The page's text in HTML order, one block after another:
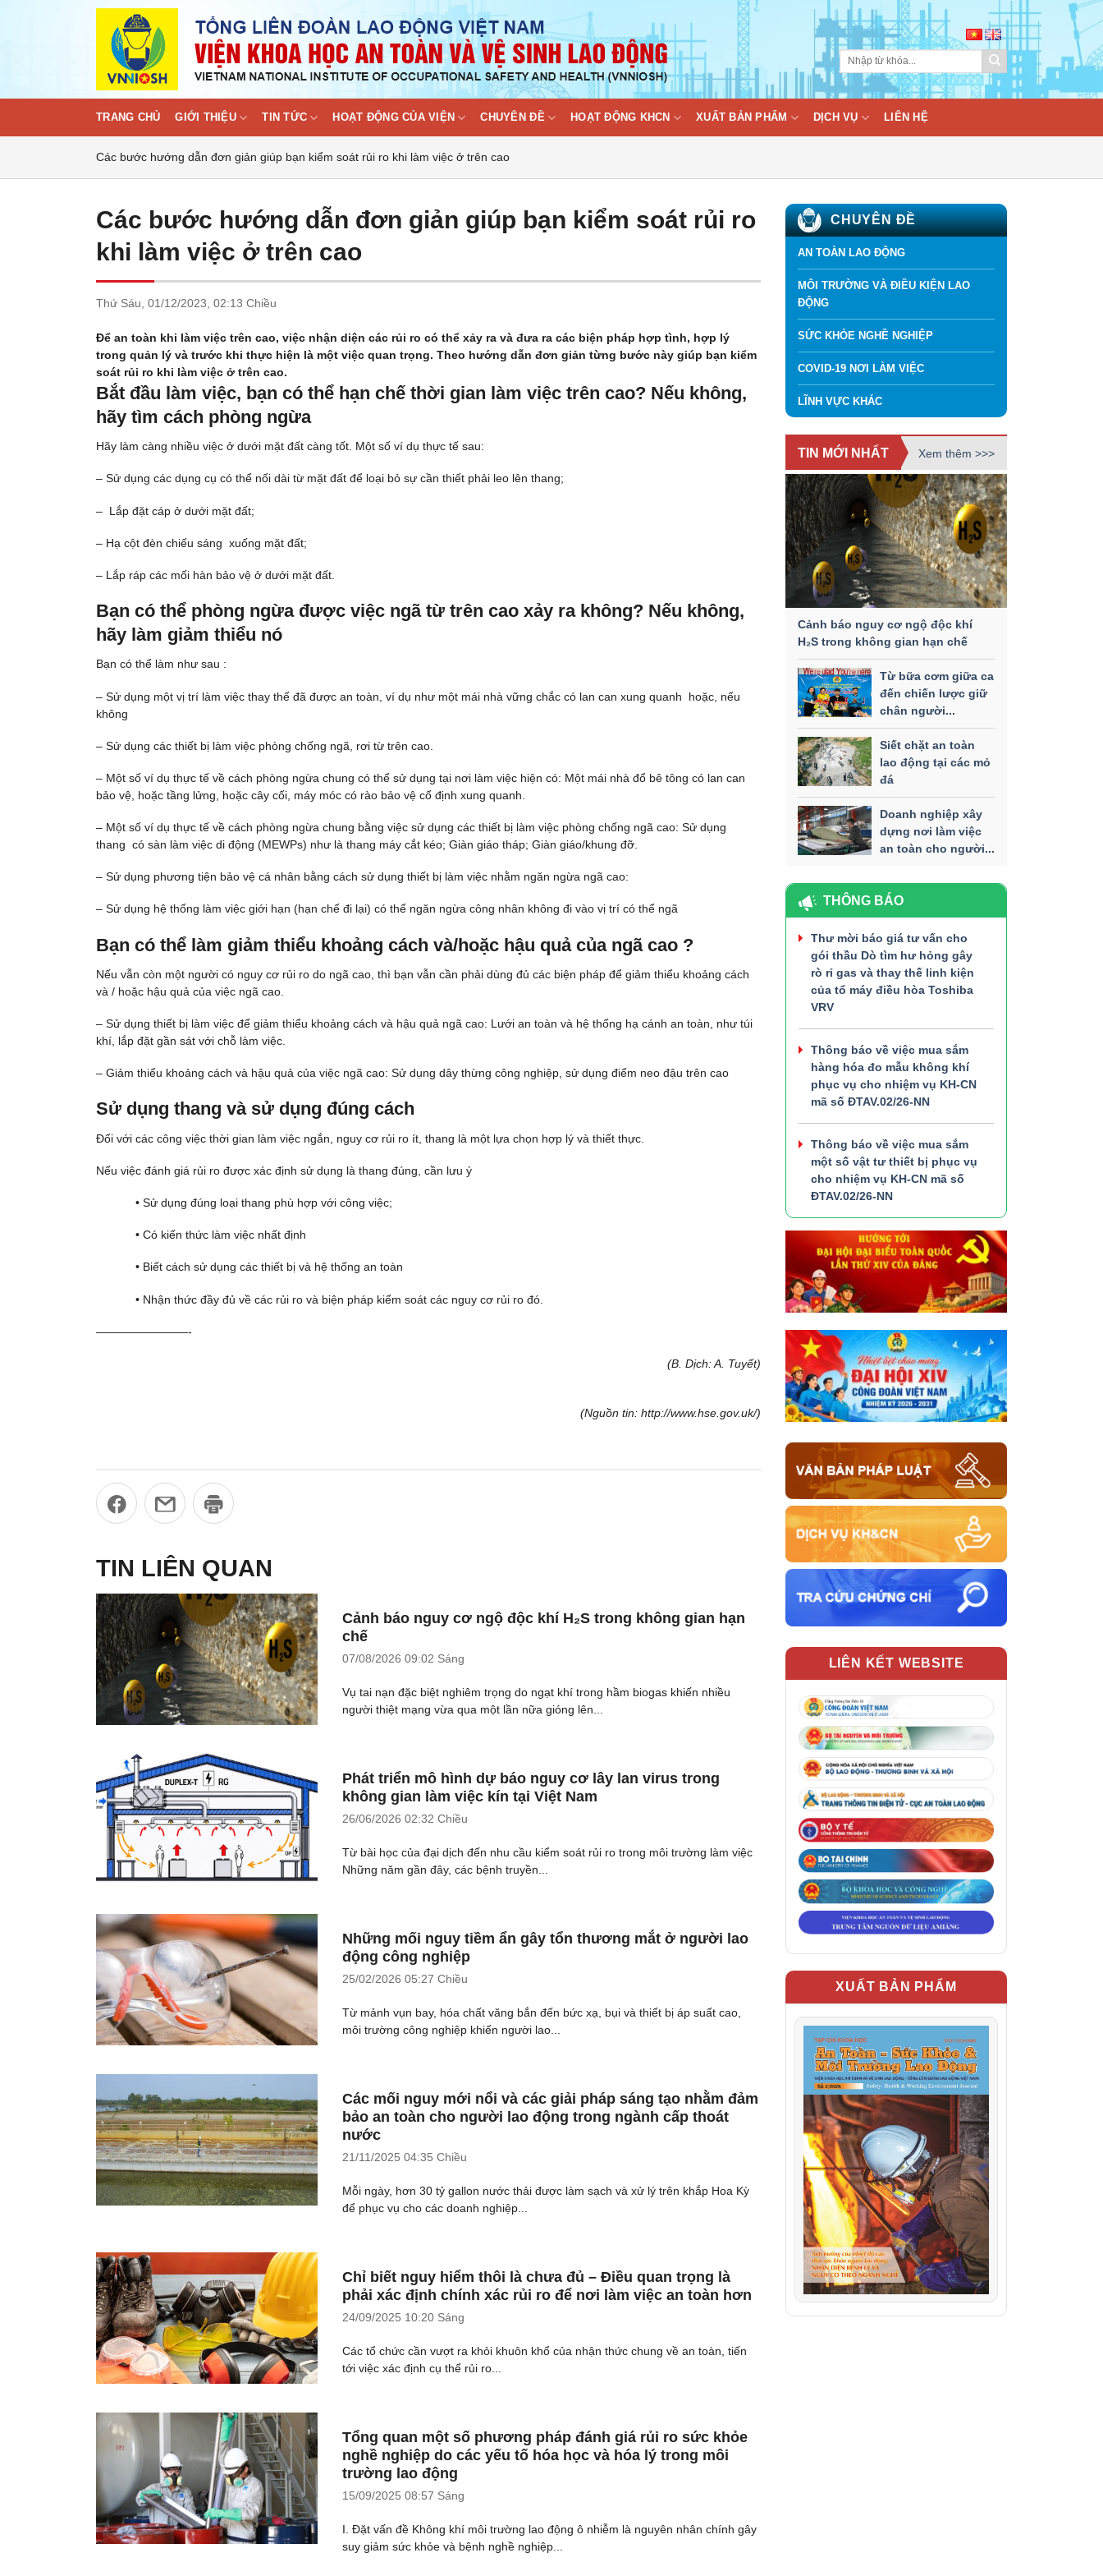
TRANG CHỦ GIỚI THIỆU TIN TỨC HOẠT ĐỘNG CỦA VIỆN CHUYÊN ĐỀ HOẠT ĐỘNG KHCN XUẤT BẢN PHẨM DỊCH VỤ LIÊN HỆ
Các bước hướng dẫn đơn giản giúp bạn kiểm soát rủi ro khi làm việc ở trên cao
Các bước hướng dẫn đơn giản giúp bạn kiểm soát rủi ro
khi làm việc ở trên cao
Thứ Sáu, 01/12/2023, 02:13 Chiều
Để an toàn khi làm việc trên cao, việc nhận diện các rủi ro có thể xảy ra và đưa ra các biện pháp hợp tình, hợp lý
trong quản lý và trước khi thực hiện là một việc quan trọng. Theo hướng dẫn đơn giản từng bước này giúp bạn kiểm
soát rủi ro khi làm việc ở trên cao.
Bắt đầu làm việc, bạn có thể hạn chế thời gian làm việc trên cao? Nếu không,
hãy tìm cách phòng ngừa
Hãy làm càng nhiều việc ở dưới mặt đất càng tốt. Một số ví dụ thực tế sau:
– Sử dụng các dụng cụ có thể nối dài từ mặt đất để loại bỏ sự cần thiết phải leo lên thang;
– Lắp đặt cáp ở dưới mặt đất;
– Hạ cột đèn chiếu sáng xuống mặt đất;
– Lắp ráp các mối hàn bảo vệ ở dưới mặt đất.
Bạn có thể phòng ngừa được việc ngã từ trên cao xảy ra không? Nếu không,
hãy làm giảm thiểu nó
Bạn có thể làm như sau :
– Sử dụng một vị trí làm việc thay thế đã được an toàn, ví dụ như một mái nhà vững chắc có lan can xung quanh hoặc, nếu
không
– Sử dụng các thiết bị làm việc phòng chống ngã, rơi từ trên cao.
– Một số ví dụ thực tế về cách phòng ngừa chung có thể sử dụng tại nơi làm việc hiện có: Một mái nhà đổ bê tông có lan can
bảo vệ, hoặc tầng lửng, hoặc cây cối, máy móc có rào bảo vệ cố định xung quanh.
– Một số ví dụ thực tế về cách phòng ngừa chung bằng việc sử dụng các thiết bị làm việc phòng chống ngã cao: Sử dụng
thang có sàn làm việc di động (MEWPs) như là thang máy cắt kéo; Giàn giáo tháp; Giàn giáo/khung đỡ.
– Sử dụng phương tiện bảo vệ cá nhân bằng cách sử dụng thiết bị làm việc nhằm ngăn ngừa ngã cao:
– Sử dụng hệ thống làm việc giới hạn (hạn chế đi lại) có thể ngăn ngừa công nhân không đi vào vị trí có thể ngã
Bạn có thể làm giảm thiểu khoảng cách và/hoặc hậu quả của ngã cao ?
Nếu vẫn còn một người có nguy cơ rủi ro do ngã cao, thì bạn vẫn cần phải dùng đủ các biện pháp để giảm thiểu khoảng cách
và / hoặc hậu quả của việc ngã cao.
– Sử dụng thiết bị làm việc để giảm thiểu khoảng cách và hậu quả ngã cao: Lưới an toàn và hệ thống hạ cánh an toàn, như túi
khí, lắp đặt gần sát với chỗ làm việc.
– Giảm thiểu khoảng cách và hậu quả của việc ngã cao: Sử dụng dây thừng công nghiệp, sử dụng điểm neo đậu trên cao
Sử dụng thang và sử dụng đúng cách
Đối với các công việc thời gian làm việc ngắn, nguy cơ rủi ro ít, thang là một lựa chọn hợp lý và thiết thực.
Nếu việc đánh giá rủi ro được xác định sử dụng là thang đúng, cần lưu ý
• Sử dụng đúng loại thang phù hợp với công việc;
• Có kiến thức làm việc nhất định
• Biết cách sử dụng các thiết bị và hệ thống an toàn
• Nhận thức đầy đủ về các rủi ro và biện pháp kiểm soát các nguy cơ rủi ro đó.
————————-
(B. Dịch: A. Tuyết)
(Nguồn tin: http://www.hse.gov.uk/)
TIN LIÊN QUAN
Cảnh báo nguy cơ ngộ độc khí H₂S trong không gian hạn
chế
07/08/2026 09:02 Sáng
Vụ tai nạn đặc biệt nghiêm trọng do ngạt khí trong hầm biogas khiến nhiều
người thiệt mạng vừa qua một lần nữa gióng lên...
Phát triển mô hình dự báo nguy cơ lây lan virus trong
không gian làm việc kín tại Việt Nam
26/06/2026 02:32 Chiều
Từ bài học của đại dịch đến nhu cầu kiểm soát rủi ro trong môi trường làm việc
Những năm gần đây, các bệnh truyền...
Những mối nguy tiềm ẩn gây tổn thương mắt ở người lao
động công nghiệp
25/02/2026 05:27 Chiều
Từ mảnh vụn bay, hóa chất văng bắn đến bức xạ, bụi và thiết bị áp suất cao,
môi trường công nghiệp khiến người lao...
Các mối nguy mới nổi và các giải pháp sáng tạo nhằm đảm
bảo an toàn cho người lao động trong ngành cấp thoát
nước
21/11/2025 04:35 Chiều
Mỗi ngày, hơn 30 tỷ gallon nước thải được làm sạch và xử lý trên khắp Hoa Kỳ
để phục vụ cho các doanh nghiệp...
Chỉ biết nguy hiểm thôi là chưa đủ – Điều quan trọng là
phải xác định chính xác rủi ro để nơi làm việc an toàn hơn
24/09/2025 10:20 Sáng
Các tổ chức cần vượt ra khỏi khuôn khổ của nhận thức chung về an toàn, tiến
tới việc xác định cụ thể rủi ro...
Tổng quan một số phương pháp đánh giá rủi ro sức khỏe
nghề nghiệp do các yếu tố hóa học và hóa lý trong môi
trường lao động
15/09/2025 08:57 Sáng
I. Đặt vấn đề Không khí môi trường lao động ô nhiễm là nguyên nhân chính gây
suy giảm sức khỏe và bệnh nghề nghiệp...
CHUYÊN ĐỀ
AN TOÀN LAO ĐỘNG
MÔI TRƯỜNG VÀ ĐIỀU KIỆN LAO
ĐỘNG
SỨC KHỎE NGHỀ NGHIỆP
COVID-19 NƠI LÀM VIỆC
LĨNH VỰC KHÁC
TIN MỚI NHẤT Xem thêm >>>
Cảnh báo nguy cơ ngộ độc khí
H₂S trong không gian hạn chế
Từ bữa cơm giữa ca
đến chiến lược giữ
chân người...
Siết chặt an toàn
lao động tại các mỏ
đá
Doanh nghiệp xây
dựng nơi làm việc
an toàn cho người...
THÔNG BÁO
Thư mời báo giá tư vấn cho
gói thầu Dò tìm hư hỏng gây
rò rỉ gas và thay thế linh kiện
của tổ máy điều hòa Toshiba
VRV
Thông báo về việc mua sắm
hàng hóa đo mẫu không khí
phục vụ cho nhiệm vụ KH-CN
mã số ĐTAV.02/26-NN
Thông báo về việc mua sắm
một số vật tư thiết bị phục vụ
cho nhiệm vụ KH-CN mã số
ĐTAV.02/26-NN
LIÊN KẾT WEBSITE
XUẤT BẢN PHẨM